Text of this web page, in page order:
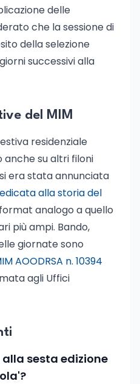
delle
che la sessione di
della selezione
successivi alla
del MIM
residenziale
su altri filoni
era stata annunciata
alla storia del
analogo a quello
più ampi. Bando,
giornate sono
AOODRSA n. 10394
agli Uffici
sesta edizione